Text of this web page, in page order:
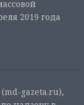
2019 года
gazeta.ru),